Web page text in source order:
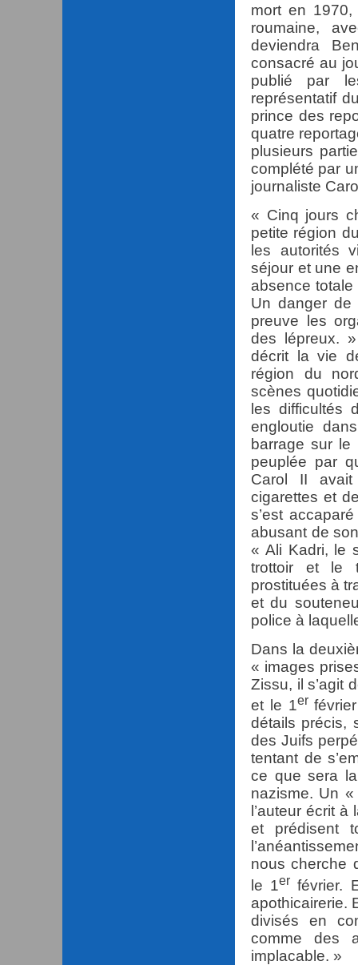
mort en 1970,
roumaine,
deviendra
consacré au
publié par
représentatif
prince des
quatre
plusieurs
complété par
journaliste
« Cinq jours
petite région
les autorités
séjour et une
absence totale
Un danger de
preuve les
des lépreux.
décrit la vie
région du
scènes
les difficultés
engloutie
barrage sur
peuplée par
Carol II
cigarettes et
s’est
abusant de
« Ali Kadri, le
trottoir et le
prostituées à
et du
police à
Dans la
« images
Zissu, il s’agit
et le 1er
détails précis,
des Juifs
tentant de
ce que sera la
nazisme. Un
l’auteur écrit
et prédisent
nous cherche
le 1er février.
apothicairerie.
divisés en
comme des
implacable. »